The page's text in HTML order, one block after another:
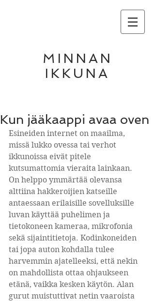
MINNAN
IKKUNA
Kun jääkaappi avaa oven
Esineiden internet on maailma,
missä lukko ovessa tai verhot
ikkunoissa eivät pitele
kutsumattomia vieraita lainkaan.
On helppo ymmärtää olevansa
alttiina hakkeroijien katseille
antaessaan erilaisille sovelluksille
luvan käyttää puhelimen ja
tietokoneen kameraa, mikrofonia
sekä sijaintitietoja. Kodinkoneiden
tai jopa auton kohdalla tulee
harvemmin ajatelleeksi, että nekin
on mahdollista ottaa ohjaukseen
etänä, vaikka kesken käytön. Alan
gurut muistuttivat netin vaaroista